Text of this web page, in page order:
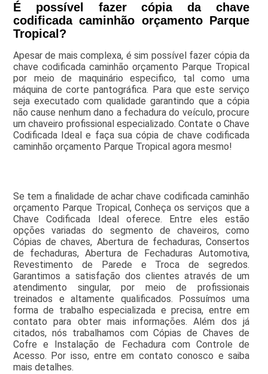
É possível fazer cópia da chave
codificada caminhão orçamento Parque
Tropical?
Apesar de mais complexa, é sim possível fazer cópia da
chave codificada caminhão orçamento Parque Tropical
por meio de maquinário especifico, tal como uma
máquina de corte pantográfica. Para que este serviço
seja executado com qualidade garantindo que a cópia
não cause nenhum dano a fechadura do veículo, procure
um chaveiro profissional especializado. Contate o Chave
Codificada Ideal e faça sua cópia de chave codificada
caminhão orçamento Parque Tropical agora mesmo!
Se tem a finalidade de achar chave codificada caminhão
orçamento Parque Tropical, Conheça os serviços que a
Chave Codificada Ideal oferece. Entre eles estão
opções variadas do segmento de chaveiros, como
Cópias de chaves, Abertura de fechaduras, Consertos
de fechaduras, Abertura de Fechaduras Automotiva,
Revestimento de Parede e Troca de segredos.
Garantimos a satisfação dos clientes através de um
atendimento singular, por meio de profissionais
treinados e altamente qualificados. Possuímos uma
forma de trabalho especializada e precisa, entre em
contato para obter mais informações. Além dos já
citados, nós trabalhamos com Cópias de Chaves de
Cofre e Instalação de Fechadura com Controle de
Acesso. Por isso, entre em contato conosco e saiba
mais detalhes.